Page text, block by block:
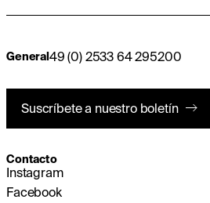
General 49 (0) 2533 64 295200
Suscríbete a nuestro boletín
Contacto
Instagram
Facebook